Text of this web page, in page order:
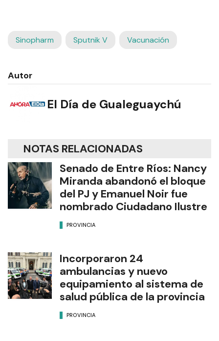
Sinopharm Sputnik V Vacunación
Autor
El Día de Gualeguaychú
NOTAS RELACIONADAS
Senado de Entre Ríos: Nancy
Miranda abandonó el bloque
del PJ y Emanuel Noir fue
nombrado Ciudadano Ilustre
PROVINCIA
Incorporaron 24
ambulancias y nuevo
equipamiento al sistema de
salud pública de la provincia
PROVINCIA